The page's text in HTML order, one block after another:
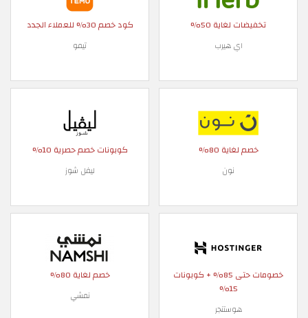
تخفيضات لغاية 50%
اي هيرب
كود خصم 30% للعملاء الجدد
تيمو
خصم لغاية 80%
نون
كوبونات خصم حصرية 10%
ليفل شوز
خصومات حتى 85% + كوبونات
15%
هوستنجر
خصم لغاية 80%
نمشي